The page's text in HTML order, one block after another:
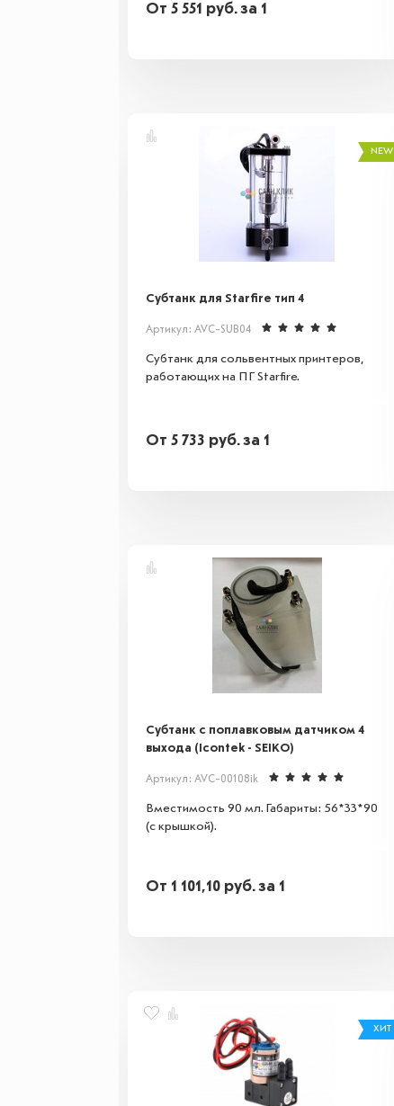
От 5 551 руб.за 1
NEW
Субтанк для Starfire тип 4
Артикул: AVC-SUB04
Субтанк для сольвентных принтеров,
работающих на ПГ Starfire.
От 5 733 руб.за 1
Субтанк с поплавковым датчиком 4
выхода (Icontek - SEIKO)
Артикул: AVC-00108ik
Вместимость 90 мл. Габариты: 56*33*90
(с крышкой).
От 1 101,10 руб.за 1
ХИТ